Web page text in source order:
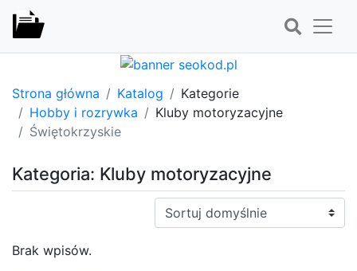
Strona główna Katalog
Kategorie
Hobby i rozrywka
Kluby motoryzacyjne
Świętokrzyskie
Kategoria: Kluby motoryzacyjne
Sortuj:
Brak wpisów.